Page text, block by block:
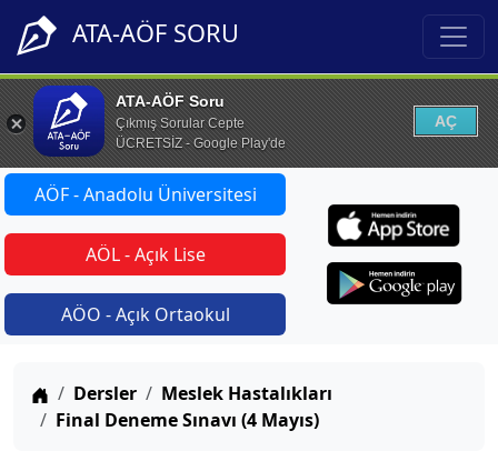
ATA-AÖF SORU
ATA-AÖF Soru
Çıkmış Sorular Cepte
ÜCRETSİZ - Google Play'de
AÇ
AÖF - Anadolu Üniversitesi
AÖL - Açık Lise
AÖO - Açık Ortaokul
Anasayfa
Dersler
Meslek Hastalıkları
Final Deneme Sınavı (4 Mayıs)